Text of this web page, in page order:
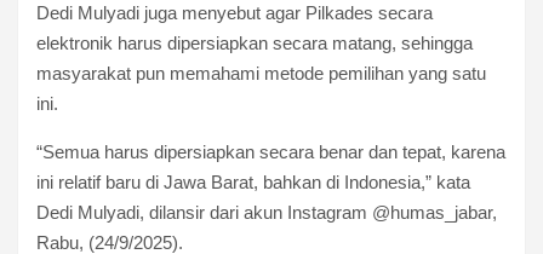
Dedi Mulyadi juga menyebut agar Pilkades secara
elektronik harus dipersiapkan secara matang, sehingga
masyarakat pun memahami metode pemilihan yang satu
ini.
“Semua harus dipersiapkan secara benar dan tepat, karena
ini relatif baru di Jawa Barat, bahkan di Indonesia,” kata
Dedi Mulyadi, dilansir dari akun Instagram @humas_jabar,
Rabu, (24/9/2025).